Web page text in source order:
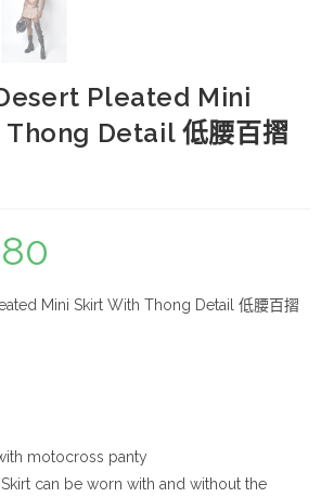
Pleated Mini
Detail 低腰百摺
Mini Skirt With Thong Detail 低腰百摺
motocross panty
can be worn with and without the